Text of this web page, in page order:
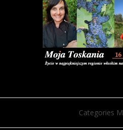
Categories